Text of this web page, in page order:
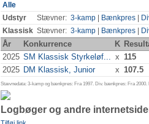
Alle
Udstyr
Stævner: 3-kamp Bænkpres
Klassisk Stævner: 3-kamp Bænkpres
År Konkurrence K
2025 SM Klassisk Styrkeløf... x 115
2025 DM Klassisk, Junior x 107.5
Stævnedata: 3-kamp og bænkpres: Fra 1997. Div. bænkpres: Fra
Logbøger og andre